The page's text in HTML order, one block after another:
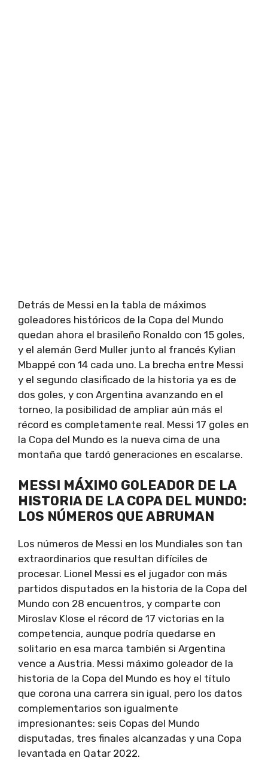
Detrás de Messi en la tabla de máximos
goleadores históricos de la Copa del Mundo
quedan ahora el brasileño Ronaldo con 15 goles,
y el alemán Gerd Muller junto al francés Kylian
Mbappé con 14 cada uno. La brecha entre Messi
y el segundo clasificado de la historia ya es de
dos goles, y con Argentina avanzando en el
torneo, la posibilidad de ampliar aún más el
récord es completamente real. Messi 17 goles en
la Copa del Mundo es la nueva cima de una
montaña que tardó generaciones en escalarse.
MESSI MÁXIMO GOLEADOR DE LA
HISTORIA DE LA COPA DEL MUNDO:
LOS NÚMEROS QUE ABRUMAN
Los números de Messi en los Mundiales son tan
extraordinarios que resultan difíciles de
procesar. Lionel Messi es el jugador con más
partidos disputados en la historia de la Copa del
Mundo con 28 encuentros, y comparte con
Miroslav Klose el récord de 17 victorias en la
competencia, aunque podría quedarse en
solitario en esa marca también si Argentina
vence a Austria. Messi máximo goleador de la
historia de la Copa del Mundo es hoy el título
que corona una carrera sin igual, pero los datos
complementarios son igualmente
impresionantes: seis Copas del Mundo
disputadas, tres finales alcanzadas y una Copa
levantada en Qatar 2022.